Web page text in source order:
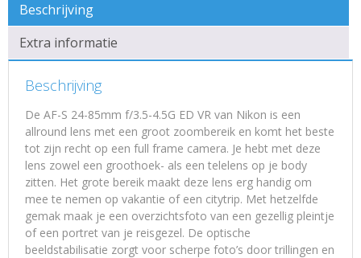
Beschrijving
Extra informatie
Beschrijving
De AF-S 24-85mm f/3.5-4.5G ED VR van Nikon is een
allround lens met een groot zoombereik en komt het beste
tot zijn recht op een full frame camera. Je hebt met deze
lens zowel een groothoek- als een telelens op je body
zitten. Het grote bereik maakt deze lens erg handig om
mee te nemen op vakantie of een citytrip. Met hetzelfde
gemak maak je een overzichtsfoto van een gezellig pleintje
of een portret van je reisgezel. De optische
beeldstabilisatie zorgt voor scherpe foto’s door trillingen en